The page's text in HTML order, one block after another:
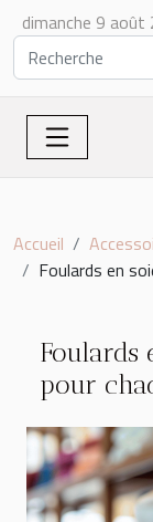
dimanche 9 août
Accueil
Foulards en
Foulards
pour